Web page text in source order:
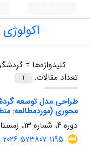
کلیدواژه‌ها =
تعداد مقالات:
1
طراحی مدل توسعه
محوری (موردمطالعه:
دوره 4، شماره 13، زمستان 1404، صفحه